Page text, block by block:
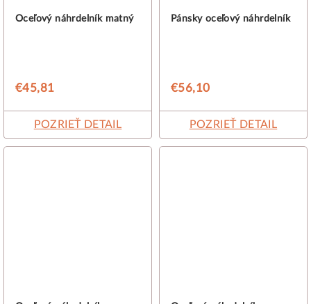
Oceľový náhrdelník matný
€45,81
POZRIEŤ DETAIL
Pánsky oceľový náhrdelník
€56,10
POZRIEŤ DETAIL